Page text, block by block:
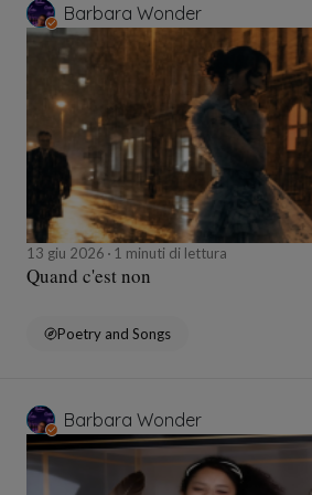
Barbara Wonder
13 giu 2026 1 minuti di lettura
Quand c'est non
Poetry and Songs
Barbara Wonder